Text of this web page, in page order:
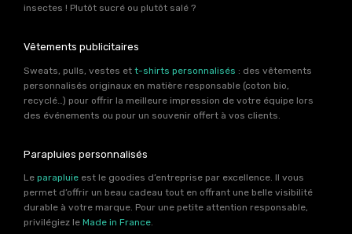
insectes ! Plutôt sucré ou plutôt salé ?
Vêtements publicitaires
Sweats, pulls, vestes et t-shirts personnalisés : des vêtements
personnalisés originaux en matière responsable (coton bio,
recyclé…) pour offrir la meilleure impression de votre équipe lors
des événements ou pour un souvenir offert à vos clients.
Parapluies personnalisés
Le parapluie est le goodies d’entreprise par excellence. Il vous
permet d’offrir un beau cadeau tout en offrant une belle visibilité
durable à votre marque. Pour une petite attention responsable,
privilégiez le Made in France.